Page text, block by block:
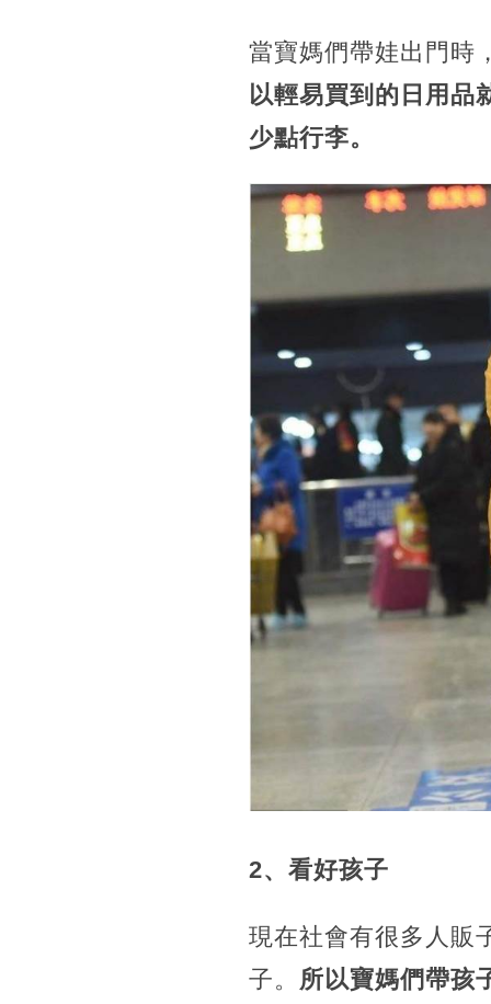
當寶媽們帶娃出門時
以輕易買到的日用品
少點行李。
2、看好孩子
現在社會有很多人販
子。 所以寶媽們帶孩